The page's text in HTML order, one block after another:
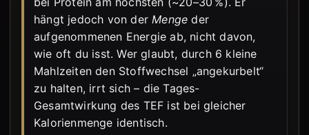
hängt jedoch von der Menge der
aufgenommenen Energie ab, nicht davon,
wie oft du isst. Wer glaubt, durch 6 kleine
Mahlzeiten den Stoffwechsel „angekurbelt“
zu halten, irrt sich – die Tages-
Gesamtwirkung des TEF ist bei gleicher
Kalorienmenge identisch.